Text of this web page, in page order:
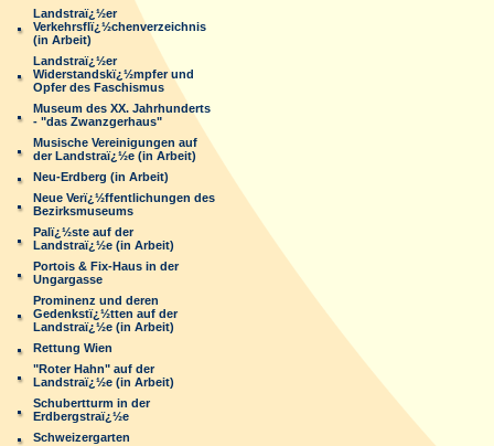
Landstraï¿½er
Verkehrsflï¿½chenverzeichnis
(in Arbeit)
Landstraï¿½er
Widerstandskï¿½mpfer und
Opfer des Faschismus
Museum des XX. Jahrhunderts
- "das Zwanzgerhaus"
Musische Vereinigungen auf
der Landstraï¿½e (in Arbeit)
Neu-Erdberg (in Arbeit)
Neue Verï¿½ffentlichungen des
Bezirksmuseums
Palï¿½ste auf der
Landstraï¿½e (in Arbeit)
Portois & Fix-Haus in der
Ungargasse
Prominenz und deren
Gedenkstï¿½tten auf der
Landstraï¿½e (in Arbeit)
Rettung Wien
"Roter Hahn" auf der
Landstraï¿½e (in Arbeit)
Schubertturm in der
Erdbergstraï¿½e
Schweizergarten